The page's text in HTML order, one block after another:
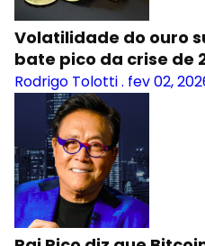
Volatilidade do ouro
bate pico da crise de
Rodrigo Tolotti. fev 02,